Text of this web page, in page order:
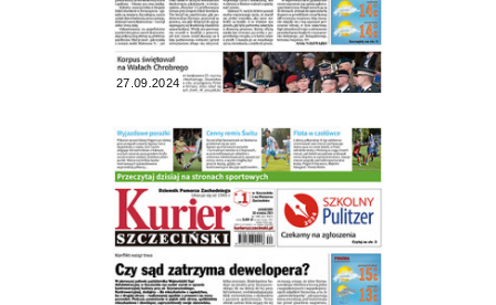
27.09.2024